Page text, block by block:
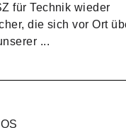
für Technik wieder
die sich vor Ort
...